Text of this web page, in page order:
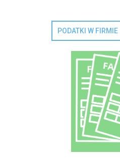
PODATKI W FIRMIE